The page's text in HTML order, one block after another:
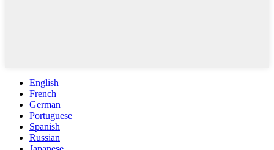
English
French
German
Portuguese
Spanish
Russian